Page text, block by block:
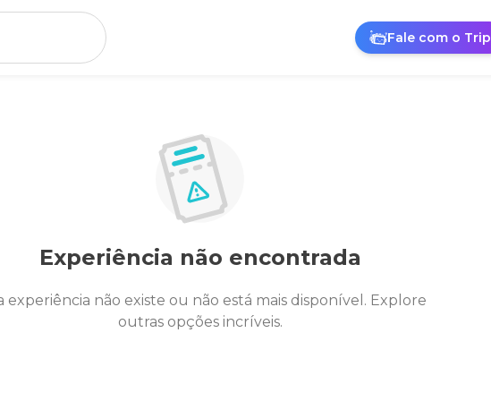
Fale com o Trip
Experiência não encontrada
experiência não existe ou não está mais disponível. Explore
outras opções incríveis.